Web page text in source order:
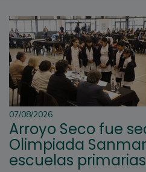
07/08/2026
Arroyo Seco fue
Olimpiada
escuelas primarias